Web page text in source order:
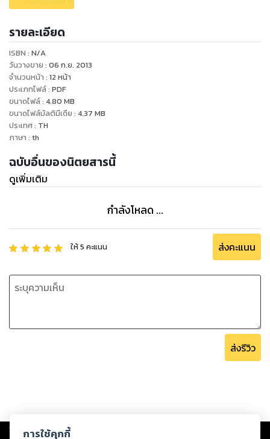
รายละเอียด
ISBN : N/A
วันวางขาย : 06 ก.ย. 2013
จำนวนหน้า : 12 หน้า
ประเภทไฟล์: PDF
ขนาดไฟล์: 4.80 MB
ขนาดไฟล์มัลติมีเดีย : 4.37 MB
ประเทศ: TH
ภาษา : th
ฉบับอื่นของนิตยสารนี้
ดูเพิ่มเติม
กำลังโหลด ...
ให้5 คะแนน ส่งคะแนน
ส่งรีวิว
Copyright © 2026
การใช้คุกกี้